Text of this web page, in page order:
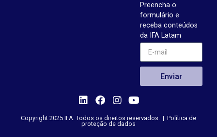
Preencha o
formulário e
receba conteúdos
da IFA Latam
Enviar
Copyright 2025 IFA. Todos os direitos reservados. | Política de
proteção de dados